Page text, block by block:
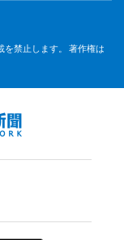
禁止します。 著作権は